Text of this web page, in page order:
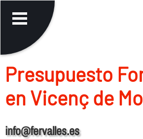
Presupuesto
en Vicenç de
info@fervalles.es